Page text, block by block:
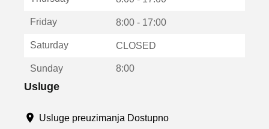
u
Friday 8:00 - 17:00
Saturday CLOSED
Sunday 8:00
Usluge
Usluge preuzimanja Dostupno